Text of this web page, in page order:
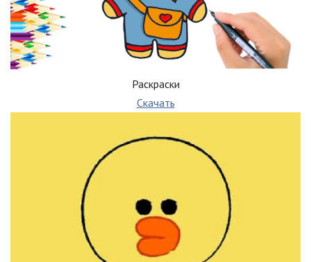
Раскраски
Скачать